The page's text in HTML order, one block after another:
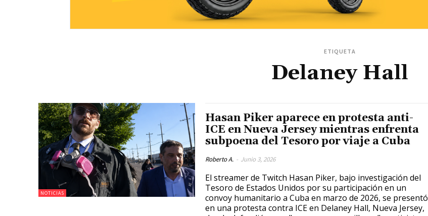
ETIQUETA
Delaney Hall
NOTICIAS
Hasan Piker aparece en protesta anti-
ICE en Nueva Jersey mientras enfrenta
subpoena del Tesoro por viaje a Cuba
Roberto A. - Junio 3, 2026
El streamer de Twitch Hasan Piker, bajo investigación del
Tesoro de Estados Unidos por su participación en un
convoy humanitario a Cuba en marzo de 2026, se presentó
en una protesta contra ICE en Delaney Hall, Nueva Jersey,